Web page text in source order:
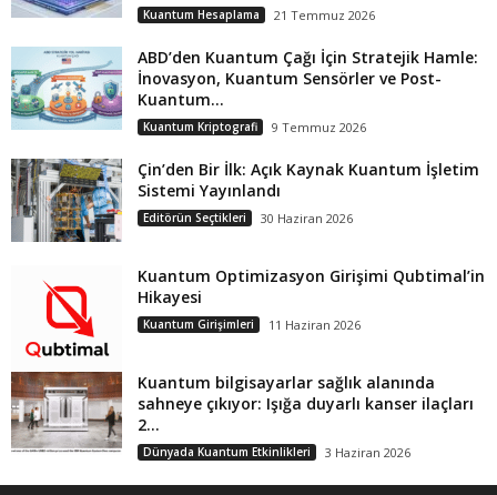
Kuantum Hesaplama 21 Temmuz 2026
ABD’den Kuantum Çağı İçin Stratejik Hamle:
İnovasyon, Kuantum Sensörler ve Post-
Kuantum...
Kuantum Kriptografi 9 Temmuz 2026
Çin’den Bir İlk: Açık Kaynak Kuantum İşletim
Sistemi Yayınlandı
Editörün Seçtikleri 30 Haziran 2026
Kuantum Optimizasyon Girişimi Qubtimal’in
Hikayesi
Kuantum Girişimleri 11 Haziran 2026
Kuantum bilgisayarlar sağlık alanında
sahneye çıkıyor: Işığa duyarlı kanser ilaçları
2...
Dünyada Kuantum Etkinlikleri 3 Haziran 2026